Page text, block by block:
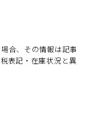
合、その情報は記事
表記・在庫状況と異